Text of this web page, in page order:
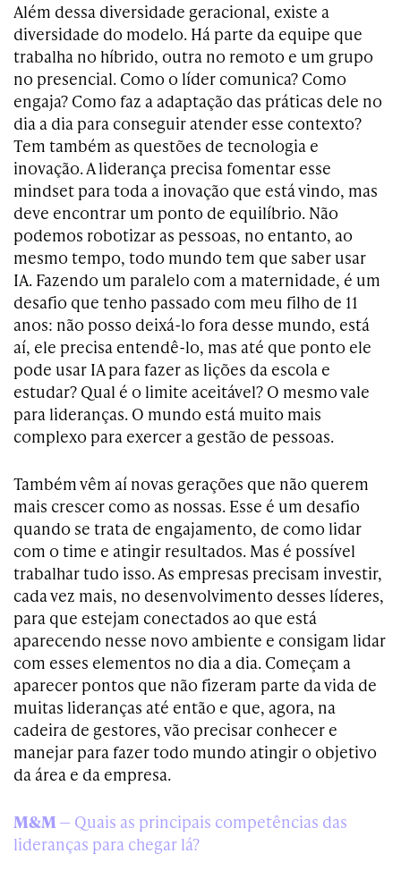
Além dessa diversidade geracional, existe a
diversidade do modelo. Há parte da equipe que
trabalha no híbrido, outra no remoto e um grupo
no presencial. Como o líder comunica? Como
engaja? Como faz a adaptação das práticas dele no
dia a dia para conseguir atender esse contexto?
Tem também as questões de tecnologia e
inovação. A liderança precisa fomentar esse
mindset para toda a inovação que está vindo, mas
deve encontrar um ponto de equilíbrio. Não
podemos robotizar as pessoas, no entanto, ao
mesmo tempo, todo mundo tem que saber usar
IA. Fazendo um paralelo com a maternidade, é um
desafio que tenho passado com meu filho de 11
anos: não posso deixá-lo fora desse mundo, está
aí, ele precisa entendê-lo, mas até que ponto ele
pode usar IA para fazer as lições da escola e
estudar? Qual é o limite aceitável? O mesmo vale
para lideranças. O mundo está muito mais
complexo para exercer a gestão de pessoas.
Também vêm aí novas gerações que não querem
mais crescer como as nossas. Esse é um desafio
quando se trata de engajamento, de como lidar
com o time e atingir resultados. Mas é possível
trabalhar tudo isso. As empresas precisam investir,
cada vez mais, no desenvolvimento desses líderes,
para que estejam conectados ao que está
aparecendo nesse novo ambiente e consigam lidar
com esses elementos no dia a dia. Começam a
aparecer pontos que não fizeram parte da vida de
muitas lideranças até então e que, agora, na
cadeira de gestores, vão precisar conhecer e
manejar para fazer todo mundo atingir o objetivo
da área e da empresa.
M&M — Quais as principais competências das
lideranças para chegar lá?